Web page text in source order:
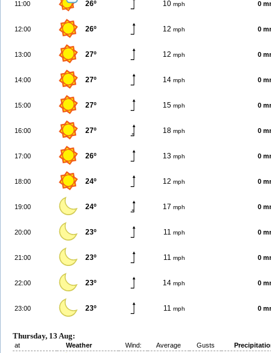
11:00 26º 10 mph 0
12:00 26º 12 mph 0
13:00 27º 12 mph 0
14:00 27º 14 mph 0
15:00 27º 15 mph 0
16:00 27º 18 mph 0
17:00 26º 13 mph 0
18:00 24º 12 mph 0
19:00 24º 17 mph 0
20:00 23º 11 mph 0
21:00 23º 11 mph 0
22:00 23º 14 mph 0
23:00 23º 11 mph 0
Thursday, 13 Aug:
at Weather Wind: Average Gusts